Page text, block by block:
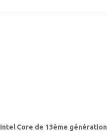
Core de 13ème génération